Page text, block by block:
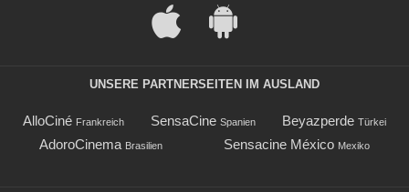
UNSERE PARTNERSEITEN IM AUSLAND
AlloCiné Frankreich SensaCine Spanien Beyazperde Türkei
AdoroCinema Brasilien Sensacine México Mexiko